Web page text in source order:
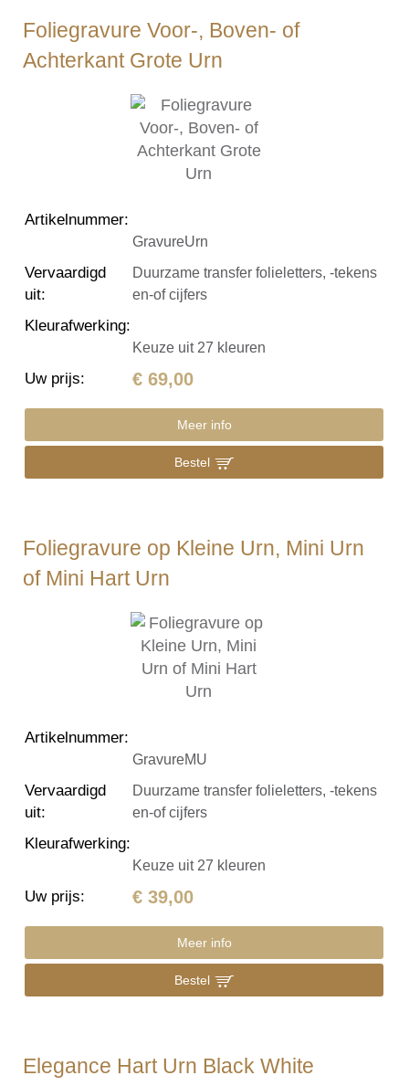
Foliegravure Voor-, Boven- of
Achterkant Grote Urn
Artikelnummer:
GravureUrn
Vervaardigd
uit:
Duurzame transfer folieletters, -tekens
en-of cijfers
Kleurafwerking:
Keuze uit 27 kleuren
Uw prijs: € 69,00
Meer info
Bestel
Foliegravure op Kleine Urn, Mini Urn
of Mini Hart Urn
Artikelnummer:
GravureMU
Vervaardigd
uit:
Duurzame transfer folieletters, -tekens
en-of cijfers
Kleurafwerking:
Keuze uit 27 kleuren
Uw prijs: € 39,00
Meer info
Bestel
Elegance Hart Urn Black White